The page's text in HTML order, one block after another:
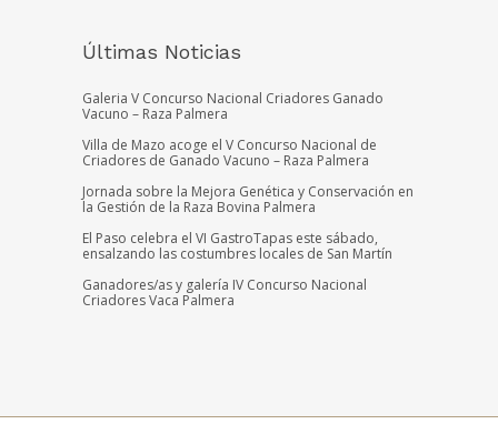
Últimas Noticias
Galeria V Concurso Nacional Criadores Ganado
Vacuno – Raza Palmera
Villa de Mazo acoge el V Concurso Nacional de
Criadores de Ganado Vacuno – Raza Palmera
Jornada sobre la Mejora Genética y Conservación en
la Gestión de la Raza Bovina Palmera
El Paso celebra el VI GastroTapas este sábado,
ensalzando las costumbres locales de San Martín
Ganadores/as y galería IV Concurso Nacional
Criadores Vaca Palmera